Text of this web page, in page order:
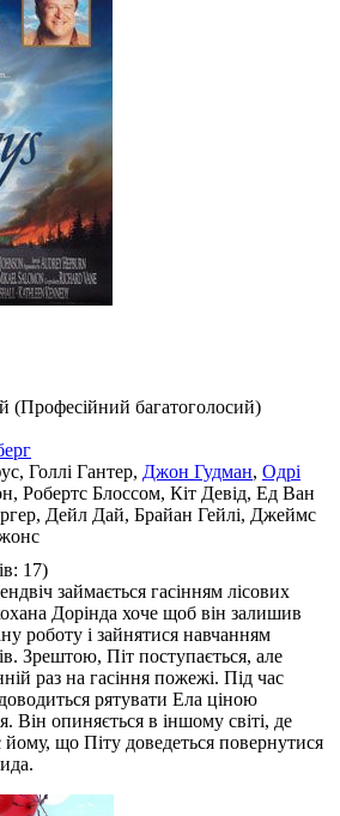
(Професійний багатоголосий)
Голлі Гантер, Джон Гудман, Одрі
Робертс Блоссом, Кіт Девід, Ед Ван
Дейл Дай, Брайан Гейлі, Джеймс
17)
займається гасінням лісових
Дорінда хоче щоб він залишив
роботу і зайнятися навчанням
Зрештою, Піт поступається, але
раз на гасіння пожежі. Під час
рятувати Ела ціною
Він опиняється в іншому світі, де
що Піту доведеться повернутися